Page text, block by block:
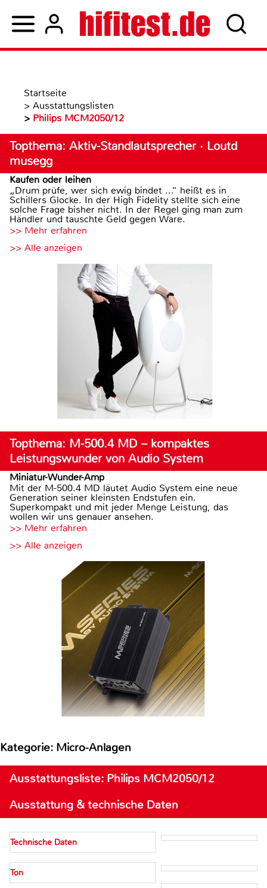
Startseite
> Ausstattungslisten
> Philips MCM2050/12
Topthema: Aktiv-Standlautsprecher · Loutd
musegg
Kaufen oder leihen
„Drum prüfe, wer sich ewig bindet ...“ heißt es in
Schillers Glocke. In der High Fidelity stellte sich eine
solche Frage bisher nicht. In der Regel ging man zum
Händler und tauschte Geld gegen Ware.
>> Mehr erfahren
>> Alle anzeigen
Topthema: M-500.4 MD – kompaktes
Leistungswunder von Audio System
Miniatur-Wunder-Amp
Mit der M-500.4 MD läutet Audio System eine neue
Generation seiner kleinsten Endstufen ein.
Superkompakt und mit jeder Menge Leistung, das
wollen wir uns genauer ansehen.
>> Mehr erfahren
>> Alle anzeigen
Kategorie: Micro-Anlagen
Ausstattungsliste: Philips MCM2050/12
Ausstattung & technische Daten
Technische Daten
Ton